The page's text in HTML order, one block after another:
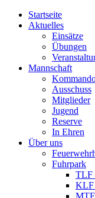
Startseite
Aktuelles
Einsätze
Übungen
Mannschaft
Ausschuss
Mitglieder
Jugend
Reserve
In Ehren
Über uns
Fuhrpark
TLF
KLF
MTF